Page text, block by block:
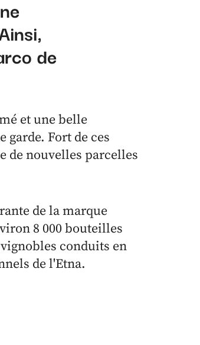
de
et une belle
Fort de ces
de nouvelles parcelles
de la marque
8 000 bouteilles
conduits en
de l'Etna.